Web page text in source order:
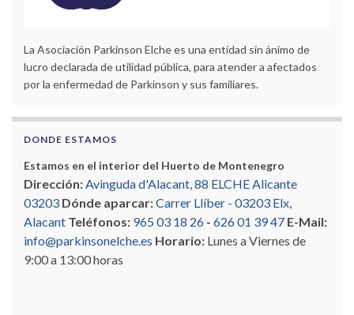
La Asociación Parkinson Elche es una entidad sin ánimo de
lucro declarada de utilidad pública, para atender a afectados
por la enfermedad de Parkinson y sus familiares.
DONDE ESTAMOS
Estamos en el interior del Huerto de Montenegro
Dirección:Avinguda d'Alacant, 88 ELCHE Alicante
03203 Dónde aparcar:Carrer Llíber - 03203 Elx,
Alacant Teléfonos: 965 03 18 26 - 626 01 39 47 E-Mail:
info@parkinsonelche.es Horario: Lunes a Viernes de
9:00 a 13:00 horas